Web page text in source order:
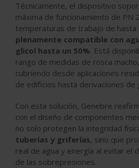
Técnicamente, el dispositivo
máxima de funcionamiento de PN
temperaturas de trabajo de hasta
plenamente compatible con
glicol hasta un 50%. Está
rango de medidas de rosca
cubriendo desde aplicaciones
de edificios hasta derivaciones de
Con esta solución, Genebre
con el diseño de componentes
no solo protegen la integridad
tuberías y griferías, sino que
real de agua y energía al evitar el
de las sobrepresiones.